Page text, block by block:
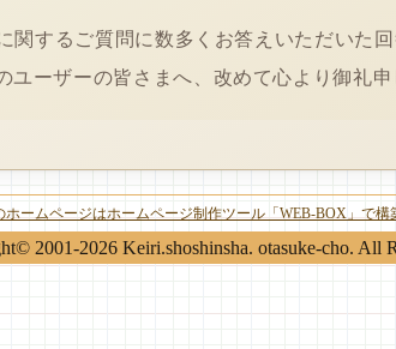
関するご質問に数多くお答えいただいた
ユーザーの皆さまへ、改めて心より御礼申
ホームページはホームページ制作ツール「WEB-BOX」で構
2001-2026 Keiri.shoshinsha. otasuke-cho. All